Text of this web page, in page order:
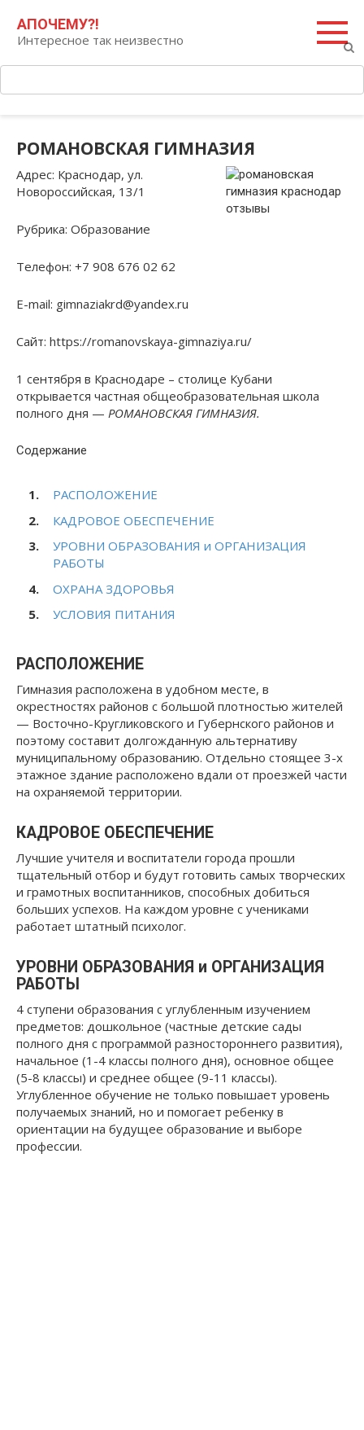
контенту
АПОЧЕМУ?!
Интересное так неизвестно
РОМАНОВСКАЯ ГИМНАЗИЯ
Адрес: Краснодар, ул.
Новороссийская, 13/1
Рубрика: Образование
Телефон: +7 908 676 02 62
E-mail: gimnaziakrd@yandex.ru
Сайт: https://romanovskaya-gimnaziya.ru/
1 сентября в Краснодаре – столице Кубани
открывается частная общеобразовательная школа
полного дня — РОМАНОВСКАЯ ГИМНАЗИЯ.
Содержание
РАСПОЛОЖЕНИЕ
КАДРОВОЕ ОБЕСПЕЧЕНИЕ
УРОВНИ ОБРАЗОВАНИЯ и ОРГАНИЗАЦИЯ
РАБОТЫ
ОХРАНА ЗДОРОВЬЯ
УСЛОВИЯ ПИТАНИЯ
РАСПОЛОЖЕНИЕ
Гимназия расположена в удобном месте, в
окрестностях районов с большой плотностью жителей
— Восточно-Кругликовского и Губернского районов и
поэтому составит долгожданную альтернативу
муниципальному образованию. Отдельно стоящее 3-х
этажное здание расположено вдали от проезжей части
на охраняемой территории.
КАДРОВОЕ ОБЕСПЕЧЕНИЕ
Лучшие учителя и воспитатели города прошли
тщательный отбор и будут готовить самых творческих
и грамотных воспитанников, способных добиться
больших успехов. На каждом уровне с учениками
работает штатный психолог.
УРОВНИ ОБРАЗОВАНИЯ и ОРГАНИЗАЦИЯ
РАБОТЫ
4 ступени образования с углубленным изучением
предметов: дошкольное (частные детские сады
полного дня с программой разностороннего развития),
начальное (1-4 классы полного дня), основное общее
(5-8 классы) и среднее общее (9-11 классы).
Углубленное обучение не только повышает уровень
получаемых знаний, но и помогает ребенку в
ориентации на будущее образование и выборе
профессии.